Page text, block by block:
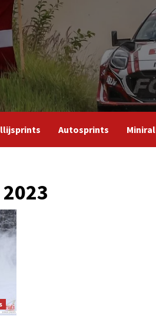
Autosprints